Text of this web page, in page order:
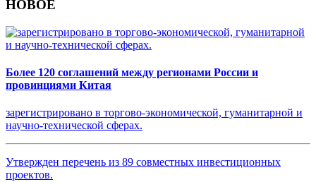
НОВОЕ
Более 120 соглашений между регионами России и
провинциями Китая
зарегистрировано в торгово-экономической, гуманитарной и
научно-технической сферах.
Утвержден перечень из 89 совместных инвестиционных
проектов.